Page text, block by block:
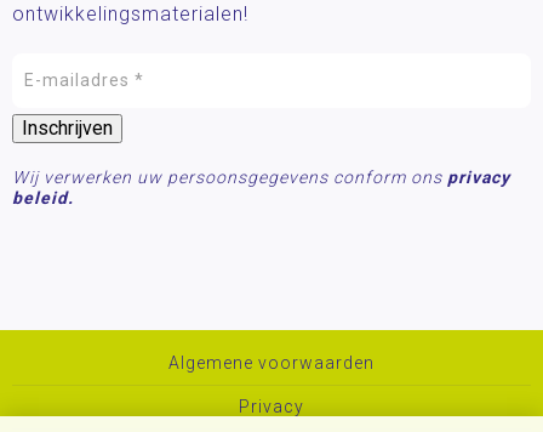
ontwikkelingsmaterialen!
Wij verwerken uw persoonsgegevens conform ons privacy
beleid.
Algemene voorwaarden
Privacy